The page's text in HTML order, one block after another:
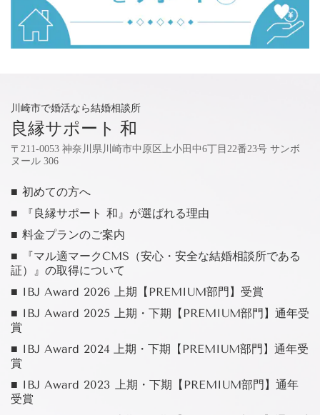
川崎市で婚活なら結婚相談所
良縁サポート 和
〒211-0053 神奈川県川崎市中原区上小田中6丁目22番23号 サンボ
ヌール 306
■ 初めての方へ
■ 『良縁サポート 和』が選ばれる理由
■ 料金プランのご案内
■ 『マル適マークCMS（安心・安全な結婚相談所である
証）』の取得について
■ IBJ Award 2026 上期【PREMIUM部門】受賞
■ IBJ Award 2025 上期・下期【PREMIUM部門】通年受
賞
■ IBJ Award 2024 上期・下期【PREMIUM部門】通年受
賞
■ IBJ Award 2023 上期・下期【PREMIUM部門】通年
受賞